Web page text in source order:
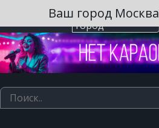
Выберите
город
Ваш город